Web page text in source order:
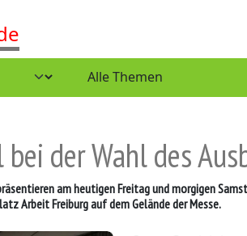
bei der Wahl des
am heutigen Freitag und morgigen
Arbeit Freiburg auf dem Gelände der Messe.